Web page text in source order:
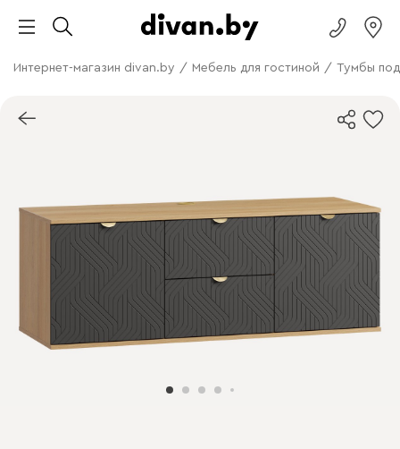
Интернет-магазин divan.by / Мебель для гостиной / Тумбы